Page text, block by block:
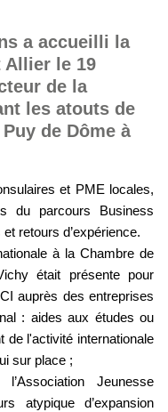
a accueilli la
Allier le 19
de la
les atouts de
de Dôme à
et PME locales,
du parcours Business
retours d’expérience.
à la Chambre de
était présente pour
auprès des entreprises
: aides aux études ou
de l'activité internationale
sur place ;
Jeunesse
atypique d’expansion